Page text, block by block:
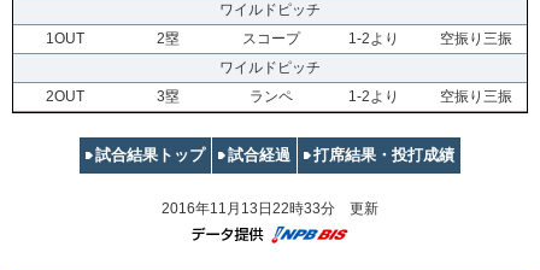
ワイルドピッチ
1OUT
2塁 スコープ 1-2より
空振り三振
ワイルドピッチ
2OUT
3塁 ランペ 1-2より 空振り三振
試合結果トップ 試合経過 打席結果・投打成績
2016年11月13日22時33分 更新